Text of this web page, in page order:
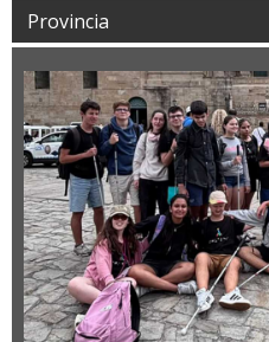
Provincia